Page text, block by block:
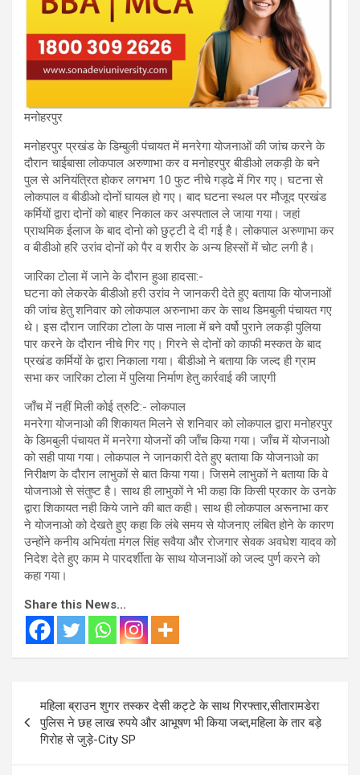
मनोहरपुर
मनोहरपुर प्रखंड के डिम्बुली पंचायत में मनरेगा योजनाओं की जांच करने के
दौरान चाईबासा लोकपाल अरुणाभा कर व मनोहरपुर बीडीओ लकड़ी के बने
पुल से अनियंत्रित होकर लगभग 10 फुट नीचे गड्ढे में गिर गए। घटना से
लोकपाल व बीडीओ दोनों घायल हो गए। बाद घटना स्थल पर मौजूद प्रखंड
कर्मियों द्वारा दोनों को बाहर निकाल कर अस्पताल ले जाया गया। जहां
प्राथमिक ईलाज के बाद दोनो को छुट्टी दे दी गई है। लोकपाल अरुणाभा कर
व बीडीओ हरि उरांव दोनों को पैर व शरीर के अन्य हिस्सों में चोट लगी है।
जारिका टोला में जाने के दौरान हुआ हादसा:-
घटना को लेकरके बीडीओ हरी उरांव ने जानकरी देते हुए बताया कि योजनाओं
की जांच हेतु शनिवार को लोकपाल अरुनाभा कर के साथ डिमबुली पंचायत गए
थे। इस दौरान जारिका टोला के पास नाला में बने वर्षो पुराने लकड़ी पुलिया
पार करने के दौरान नीचे गिर गए। गिरने से दोनों को काफी मस्कत के बाद
प्रखंड कर्मियों के द्वारा निकाला गया। बीडीओ ने बताया कि जल्द ही ग्राम
सभा कर जारिका टोला में पुलिया निर्माण हेतु कार्रवाई की जाएगी
जाँच में नहीं मिली कोई त्रुटि:- लोकपाल
मनरेगा योजनाओ की शिकायत मिलने से शनिवार को लोकपाल द्वारा मनोहरपुर
के डिमबुली पंचायत में मनरेगा योजनों की जाँच किया गया। जाँच में योजनाओ
को सही पाया गया। लोकपाल ने जानकारी देते हुए बताया कि योजनाओ का
निरीक्षण के दौरान लाभुकों से बात किया गया। जिसमे लाभुकों ने बताया कि वे
योजनाओ से संतुष्ट है। साथ ही लाभुकों ने भी कहा कि किसी प्रकार के उनके
द्वारा शिकायत नही किये जाने की बात कही। साथ ही लोकपाल अरूनाभा कर
ने योजनाओ को देखते हुए कहा कि लंबे समय से योजनाए लंबित होने के कारण
उन्होंने कनीय अभियंता मंगल सिंह सवैया और रोजगार सेवक अवधेश यादव को
निदेश देते हुए काम मे पारदर्शीता के साथ योजनाओं को जल्द पुर्ण करने को
कहा गया।
Share this News...
Post
navigation
महिला ब्राउन शुगर तस्कर देसी कट्टे के साथ गिरफ्तार,सीतारामडेरा
पुलिस ने छह लाख रुपये और आभूषण भी किया जब्त,महिला के तार बड़े
गिरोह से जुड़े-City SP